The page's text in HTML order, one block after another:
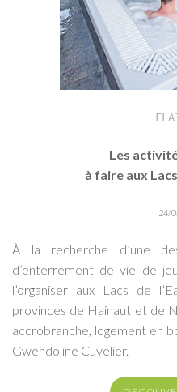
Les
à faire aux
24/
À la recherche d’une
d’enterrement de vie de
l’organiser aux Lacs de
provinces de Hainaut et de
accrobranche, logement en
Gwendoline Cuvelier.